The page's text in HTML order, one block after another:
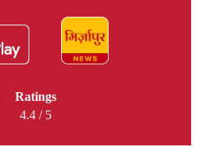
Ratings
4.4 / 5